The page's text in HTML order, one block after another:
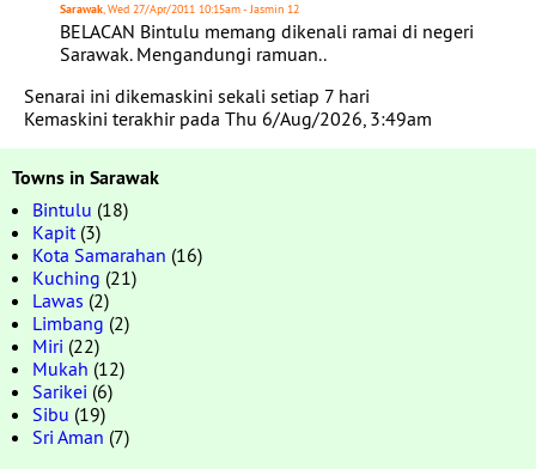
Sarawak, Wed 27/Apr/2011 10:15am - Jasmin 12
BELACAN Bintulu memang dikenali ramai di negeri
Sarawak. Mengandungi ramuan..
Senarai ini dikemaskini sekali setiap 7 hari
Kemaskini terakhir pada Thu 6/Aug/2026, 3:49am
Towns in Sarawak
Bintulu (18)
Kapit(3)
Kota Samarahan (16)
Kuching (21)
Lawas (2)
Limbang (2)
Miri (22)
Mukah (12)
Sarikei (6)
Sibu (19)
Sri Aman (7)